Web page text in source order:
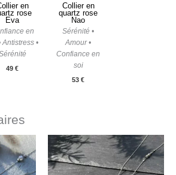
en
rose
Eva
en
Antistress •
49€
Collier en
quartz rose
Nao
Sérénité •
Amour •
Confiance en
soi
53€